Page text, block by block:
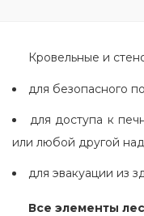
Кровельные и
для безопасного
для доступа к
или любой другой
для эвакуации из
Все элементы